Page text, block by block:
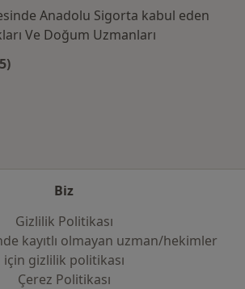
Anadolu Sigorta kabul eden
Ve Doğum Uzmanları
Biz
Gizlilik Politikası
kayıtlı olmayan uzman/hekimler
i̇çin gizlilik politikası
Çerez Politikası